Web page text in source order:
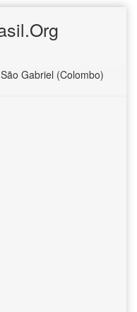
Gabriel (Colombo)